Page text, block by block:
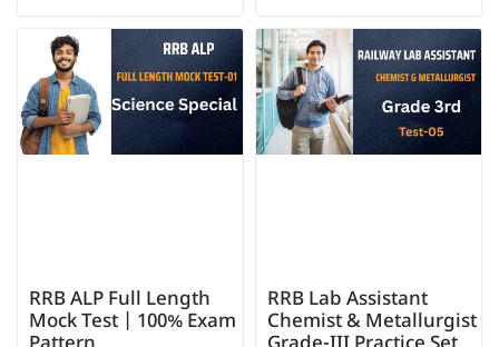
RRB ALP Full Length
Mock Test | 100% Exam
RRB Lab Assistant
Chemist & Metallurgist